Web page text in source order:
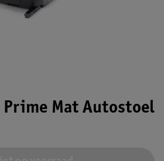
Prime Mat Autostoel